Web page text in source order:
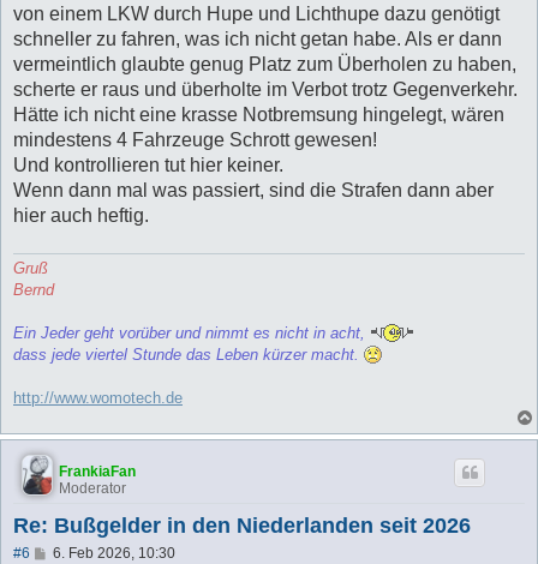
von einem LKW durch Hupe und Lichthupe dazu genötigt
schneller zu fahren, was ich nicht getan habe. Als er dann
vermeintlich glaubte genug Platz zum Überholen zu haben,
scherte er raus und überholte im Verbot trotz Gegenverkehr.
Hätte ich nicht eine krasse Notbremsung hingelegt, wären
mindestens 4 Fahrzeuge Schrott gewesen!
Und kontrollieren tut hier keiner.
Wenn dann mal was passiert, sind die Strafen dann aber
hier auch heftig.
Gruß
Bernd
Ein Jeder geht vorüber und nimmt es nicht in acht,
dass jede viertel Stunde das Leben kürzer macht.
http://www.womotech.de
FrankiaFan
Moderator
Re: Bußgelder in den Niederlanden seit 2026
#6
B6. Feb 2026, 10:30